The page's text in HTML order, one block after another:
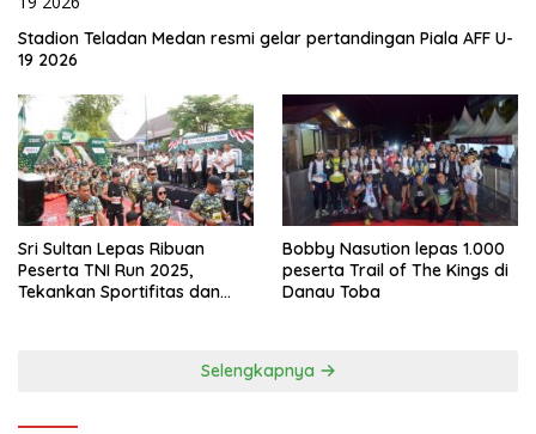
Stadion Teladan Medan resmi gelar pertandingan Piala AFF U-
19 2026
Sri Sultan Lepas Ribuan
Peserta TNI Run 2025,
Tekankan Sportifitas dan
Bobby Nasution lepas 1.000
peserta Trail of The Kings di
Danau Toba
Selengkapnya